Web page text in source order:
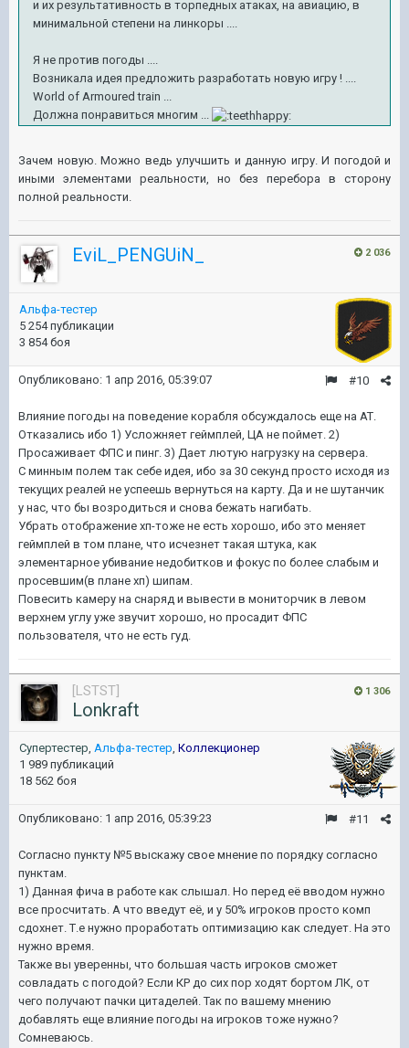
и их результативность в торпедных атаках, на авиацию, в
минимальной степени на линкоры ....
Я не против погоды ....
Возникала идея предложить разработать новую игру ! ....
World of Armoured train ...
Должна понравиться многим ...
Зачем новую. Можно ведь улучшить и данную игру. И погодой и
иными элементами реальности, но без перебора в сторону
полной реальности.
2 036
EviL_PENGUiN_
Альфа-тестер
5 254 публикации
3 854 боя
#10
Опубликовано: 1 апр 2016, 05:39:07
Влияние погоды на поведение корабля обсуждалось еще на АТ.
Отказались ибо 1) Усложняет геймплей, ЦА не поймет. 2)
Просаживает ФПС и пинг. 3) Дает лютую нагрузку на сервера.
С минным полем так себе идея, ибо за 30 секунд просто исходя из
текущих реалей не успеешь вернуться на карту. Да и не шутанчик
у нас, что бы возродиться и снова бежать нагибать.
Убрать отображение хп-тоже не есть хорошо, ибо это меняет
геймплей в том плане, что исчезнет такая штука, как
элементарное убивание недобитков и фокус по более слабым и
просевшим(в плане хп) шипам.
Повесить камеру на снаряд и вывести в мониторчик в левом
верхнем углу уже звучит хорошо, но просадит ФПС
пользователя, что не есть гуд.
1 306
[LSTST]
Lonkraft
Супертестер, Альфа-тестер, Коллекционер
1 989 публикаций
18 562 боя
#11
Опубликовано: 1 апр 2016, 05:39:23
Согласно пункту №5 выскажу свое мнение по порядку согласно
пунктам.
1) Данная фича в работе как слышал. Но перед её вводом нужно
все просчитать. А что введут её, и у 50% игроков просто комп
сдохнет. Т.е нужно проработать оптимизацию как следует. На это
нужно время.
Также вы уверенны, что большая часть игроков сможет
совладать с погодой? Если КР до сих пор ходят бортом ЛК, от
чего получают пачки цитаделей. Так по вашему мнению
добавлять еще влияние погоды на игроков тоже нужно?
Сомневаюсь.